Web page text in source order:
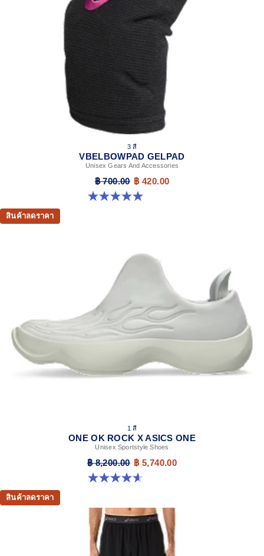
3 สี
VBELBOWPAD GELPAD
Unisex Gears And Accessories
฿ 700.00 ฿ 420.00
5.0 จาก 5 ดาว 1 รีวิว
สินค้าลดราคา
1 สี
ONE OK ROCK X ASICS ONE
Unisex Sportstyle Shoes
฿ 8,200.00 ฿ 5,740.00
4.6 จาก 5 ดาว 24 รีวิว
สินค้าลดราคา